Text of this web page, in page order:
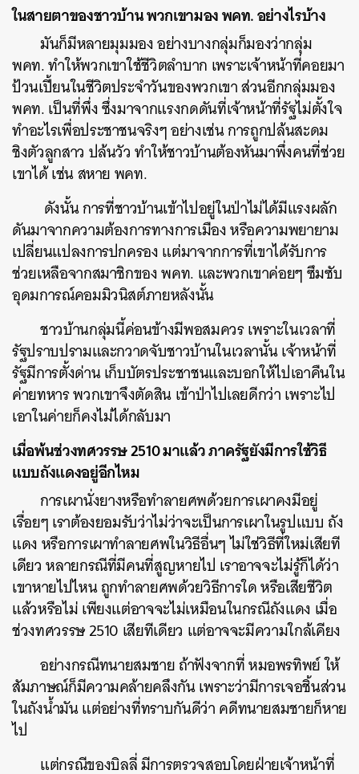
ในสายตาของชาวบ้าน พวกเขามอง พคท. อย่างไรบ้าง
มันก็มีหลายมุมมอง อย่างบางกลุ่มก็มองว่ากลุ่ม
พคท. ทำให้พวกเขาใช้ชีวิตลำบาก เพราะเจ้าหน้าที่คอยมา
ป้วนเปี้ยนในชีวิตประจำวันของพวกเขา ส่วนอีกกลุ่มมอง
พคท. เป็นที่พึ่ง ซึ่งมาจากแรงกดดันที่เจ้าหน้าที่รัฐไม่ตั้งใจ
ทำอะไรเพื่อประชาชนจริงๆ อย่างเช่น การถูกปล้นสะดม
ชิงตัวลูกสาว ปล้นวัว ทำให้ชาวบ้านต้องหันมาพึ่งคนที่ช่วย
เขาได้ เช่น สหาย พคท.
ดังนั้น การที่ชาวบ้านเข้าไปอยู่ในป่าไม่ได้มีแรงผลัก
ดันมาจากความต้องการทางการเมือง หรือความพยายาม
เปลี่ยนแปลงการปกครอง แต่มาจากการที่เขาได้รับการ
ช่วยเหลือจากสมาชิกของ พคท. และพวกเขาค่อยๆ ซึมซับ
อุดมการณ์คอมมิวนิสต์ภายหลังนั้น
ชาวบ้านกลุ่มนี้ค่อนข้างมีพอสมควร เพราะในเวลาที่
รัฐปราบปรามและกวาดจับชาวบ้านในเวลานั้น เจ้าหน้าที่
รัฐมีการตั้งด่าน เก็บบัตรประชาชนและบอกให้ไปเอาคืนใน
ค่ายทหาร พวกเขาจึงตัดสิน เข้าป่าไปเลยดีกว่า เพราะไป
เอาในค่ายก็คงไม่ได้กลับมา
เมื่อพ้นช่วงทศวรรษ 2510 มาแล้ว ภาครัฐยังมีการใช้วิธี
แบบถังแดงอยู่อีกไหม
การเผานั่งยางหรือทำลายศพด้วยการเผาคงมีอยู่
เรื่อยๆ เราต้องยอมรับว่าไม่ว่าจะเป็นการเผาในรูปแบบ ถัง
แดง หรือการเผาทำลายศพในวิธีอื่นๆ ไม่ใช่วิธีที่ใหม่เสียที
เดียว หลายกรณีที่มีคนที่สูญหายไป เราอาจจะไม่รู้ก็ได้ว่า
เขาหายไปไหน ถูกทำลายศพด้วยวิธีการใด หรือเสียชีวิต
แล้วหรือไม่ เพียงแต่อาจจะไม่เหมือนในกรณีถังแดง เมื่อ
ช่วงทศวรรษ 2510 เสียทีเดียว แต่อาจจะมีความใกล้เคียง
อย่างกรณีทนายสมชาย ถ้าฟังจากที่ หมอพรทิพย์ ให้
สัมภาษณ์ก็มีความคล้ายคลึงกัน เพราะว่ามีการเจอชิ้นส่วน
ในถังน้ำมัน แต่อย่างที่ทราบกันดีว่า คดีทนายสมชายก็หาย
ไป
แต่กรณีของบิลลี่ มีการตรวจสอบโดยฝ่ายเจ้าหน้าที่